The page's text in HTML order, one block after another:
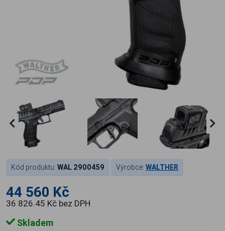
Kód produktu: WAL 2900459 Výrobce: WALTHER
44 560 Kč
36 826.45 Kč bez DPH
Skladem